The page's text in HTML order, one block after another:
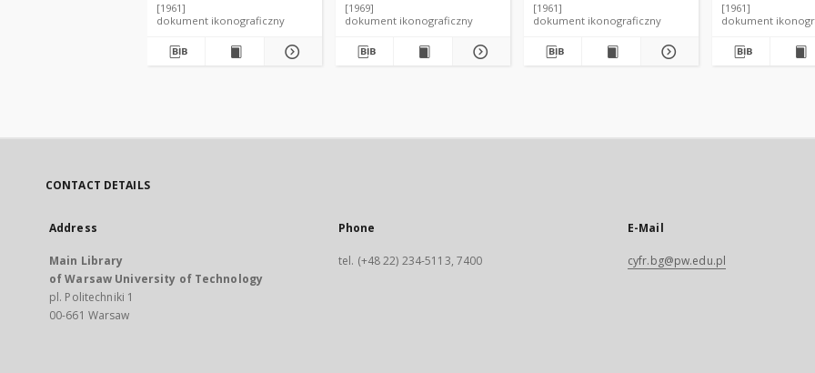
[1961]
dokument ikonograficzny
[1969]
dokument ikonograficzny
[1961]
dokument ikonograficzny
[1961]
dokument
CONTACT DETAILS
Address
Main Library
of Warsaw University of Technology
pl. Politechniki 1
00-661 Warsaw
Phone
tel. (+48 22) 234-5113, 7400
E-Mail
cyfr.bg@pw.edu.pl